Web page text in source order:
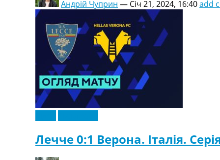
Андрій Чуприн — Січ 21, 2024, 16:40add
Лечче 0:1 Верона. Італія.